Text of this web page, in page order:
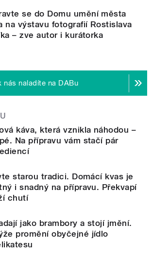
se do Domu umění města
na výstavu fotografií Rostislava
– zve autor i kurátorka
nás naladíte na DABu
káva, která vznikla náhodou –
Na přípravu vám stačí pár
starou tradici. Domácí kvas je
i snadný na přípravu. Překvapí
chutí
jako brambory a stojí jmění.
promění obyčejné jídlo